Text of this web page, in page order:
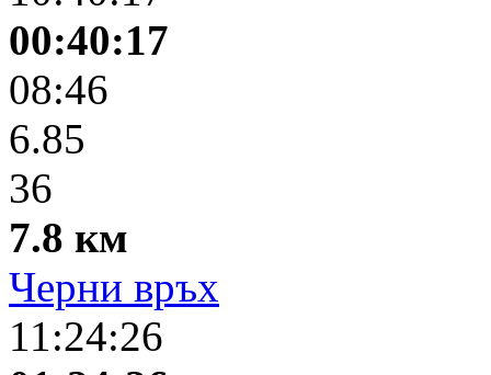
00:40:17
08:46
6.85
36
7.8 км
Черни връх
11:24:26